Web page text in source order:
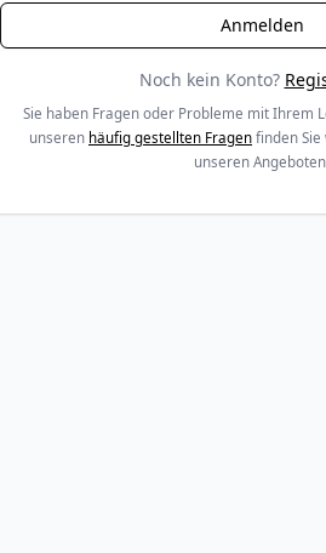
Noch kein Konto?
Sie haben Fragen oder Probleme mit Ihrem
unseren häufig gestellten Fragen finden
unseren